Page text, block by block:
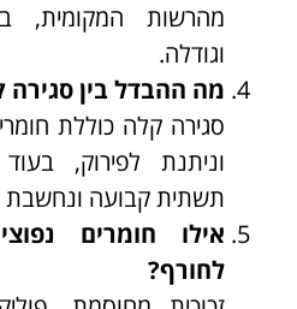
מהרשות המקומית,
וגודלה.
מה ההבדל בין
סגירה קלה כוללת
וניתנת לפירוק,
תשתית קבועה
אילו חומרים
לחורף?